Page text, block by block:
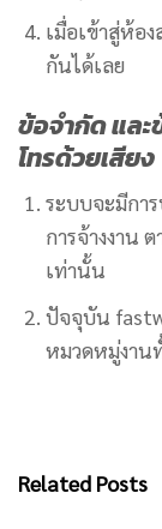
เมื่อเข้าสู่ห้อ
กันได้เลย
ข้อจำกัด และ
โทรด้วยเสียง
ระบบจะมีกา
การจ้างงาน ต
เท่านั้น
ปัจจุบัน
หมวดหมู่งาน
Related Posts